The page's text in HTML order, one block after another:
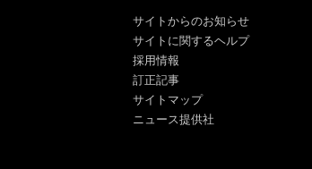
サイトからのお知らせ
サイトに関するヘルプ
採用情報
訂正記事
サイトマップ
ニュース提供社